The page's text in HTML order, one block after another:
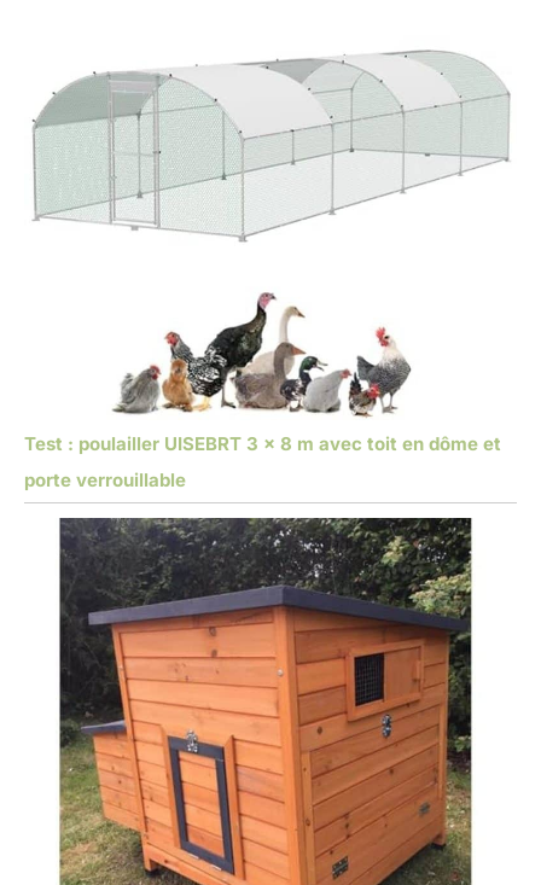
Test : poulailler UISEBRT 3 x 8 m avec toit en dôme et
porte verrouillable